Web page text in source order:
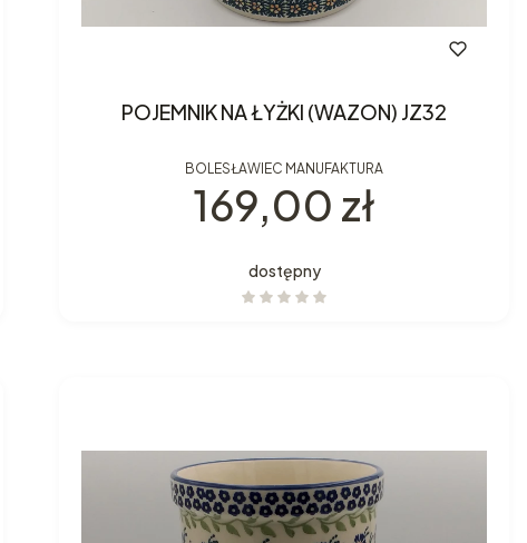
POJEMNIK NA ŁYŻKI (WAZON) JZ32
BOLESŁAWIEC MANUFAKTURA
Cena
169,00 zł
dostępny